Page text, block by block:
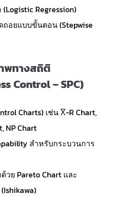
Regression)
ถอยแบบขั้นตอน (Stepwise
พทางสถิติ
Control – SPC)
Charts) เช่น X̅-R Chart,
NP Chart
สำหรับกระบวนการ
วย Pareto Chart และ